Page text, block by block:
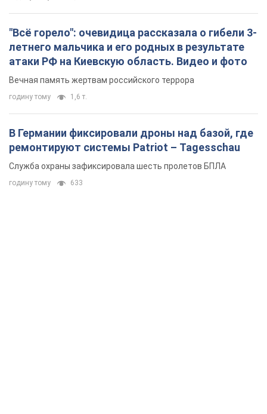
"Всё горело": очевидица рассказала о гибели 3-
летнего мальчика и его родных в результате
атаки РФ на Киевскую область. Видео и фото
Вечная память жертвам российского террора
годину тому 1,6 т.
В Германии фиксировали дроны над базой, где
ремонтируют системы Patriot – Tagesschau
Служба охраны зафиксировала шесть пролетов БПЛА
годину тому 633